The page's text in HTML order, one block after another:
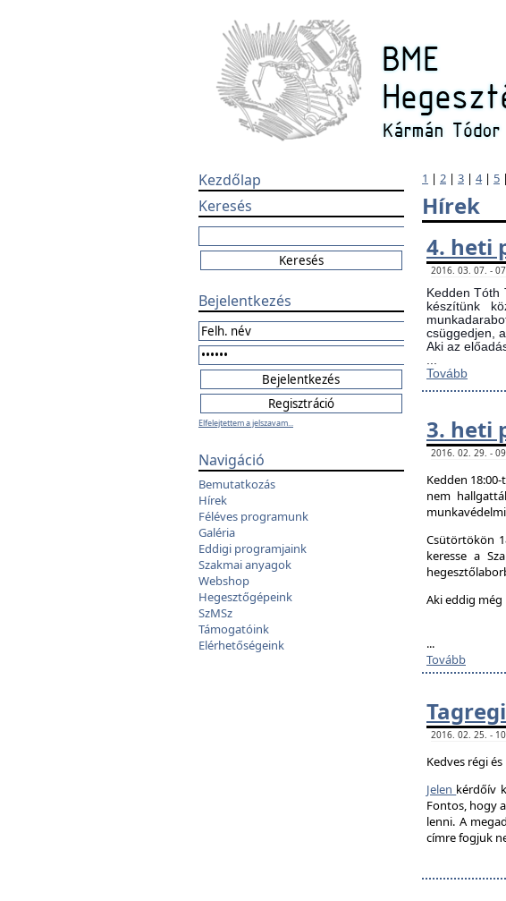
Kezdőlap
Keresés
Bejelentkezés
Elfelejtettem a jelszavam...
Navigáció
Bemutatkozás
Hírek
Féléves programunk
Galéria
Eddigi programjaink
Szakmai anyagok
Webshop
Hegesztőgépeink
SzMSz
Támogatóink
Elérhetőségeink
1 | 2 | 3 | 4| 5 |
Hírek
4. heti
2016. 03. 07. -
Kedden Tóth
készítünk
csüggedjen,
Aki az
Tovább
3. heti
2016. 02. 29. -
Kedden
nem
Csütörtökön
keresse a
Aki eddig
...
Tovább
2016. 02. 25. -
Kedves régi
Jelen kérdőív
Fontos, hogy
lenni. A
címre fogjuk